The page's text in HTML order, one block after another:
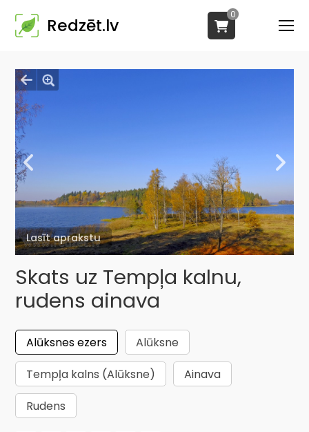
Redzēt.lv
0
Lasīt aprakstu
Skats uz Tempļa kalnu,
rudens ainava
Alūksnes ezers
Alūksne
Tempļa kalns (Alūksne)
Ainava
Rudens